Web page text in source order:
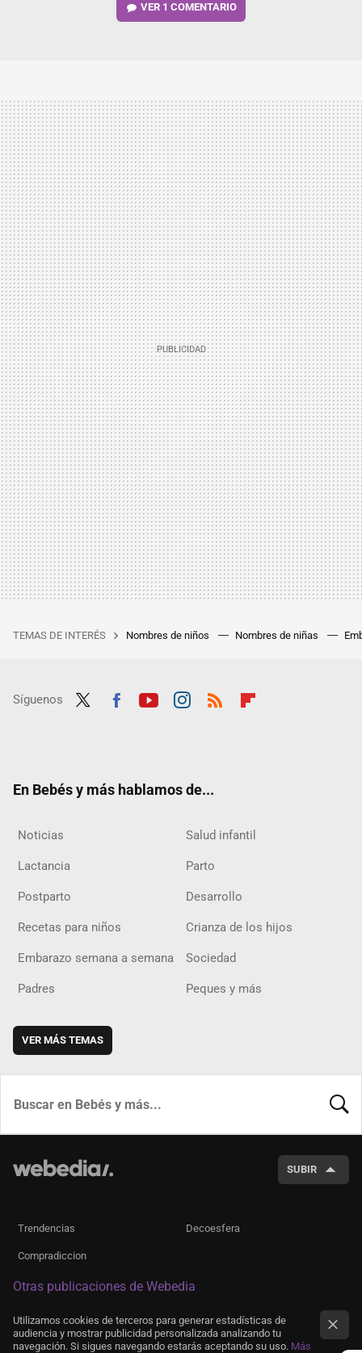
VER 1 COMENTARIO
TEMAS DE INTERÉS Nombres de niños Nombres de niñas
Síguenos
En Bebés y más hablamos de...
Noticias Salud infantil
Lactancia Parto
Postparto Desarrollo
Recetas para niños Crianza de los hijos
Embarazo semana a semana Sociedad
Padres Peques y más
VER MÁS TEMAS
SUBIR
Trendencias Decoesfera
Compradiccion
Otras publicaciones de Webedia
Utilizamos cookies de terceros para generar estadísticas de
audiencia y mostrar publicidad personalizada analizando tu
navegación. Si sigues navegando estarás aceptando su uso. Más